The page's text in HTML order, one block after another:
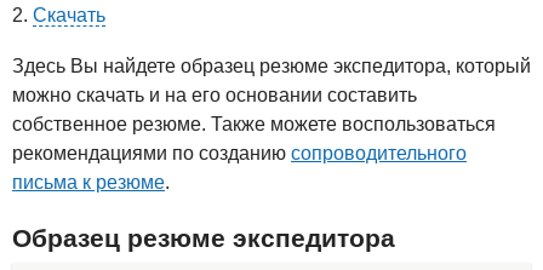
Скачать
Здесь Вы найдете образец резюме экспедитора, который
можно скачать и на его основании составить
собственное резюме. Также можете воспользоваться
рекомендациями по созданию сопроводительного
письма к резюме.
Образец резюме экспедитора